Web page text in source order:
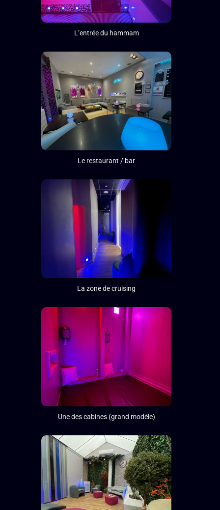
L’entrée du hammam
Le restaurant / bar
La zone de cruising
Une des cabines (grand modèle)